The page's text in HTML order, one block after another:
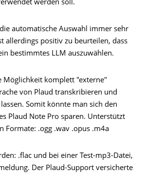
werden soll.
automatische Auswahl immer sehr
allerdings positiv zu beurteilen, dass
bestimmtes LLM auszuwählen.
Möglichkeit komplett "externe"
von Plaud transkribieren und
Somit könnte man sich den
Plaud Note Pro sparen. Unterstützt
Formate: .ogg .wav .opus .m4a
.flac und bei einer Test-mp3-Datei,
Der Plaud-Support versicherte